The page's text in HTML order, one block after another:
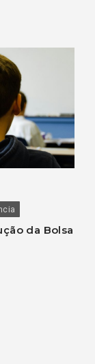
da Bolsa